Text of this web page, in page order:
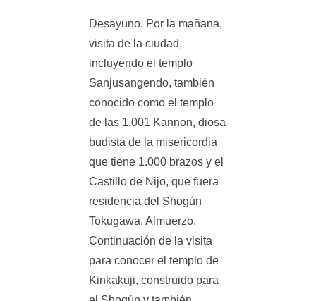
Desayuno. Por la mañana,
visita de la ciudad,
incluyendo el templo
Sanjusangendo, también
conocido como el templo
de las 1.001 Kannon, diosa
budista de la misericordia
que tiene 1.000 brazos y el
Castillo de Nijo, que fuera
residencia del Shogún
Tokugawa. Almuerzo.
Continuación de la visita
para conocer el templo de
Kinkakuji, construido para